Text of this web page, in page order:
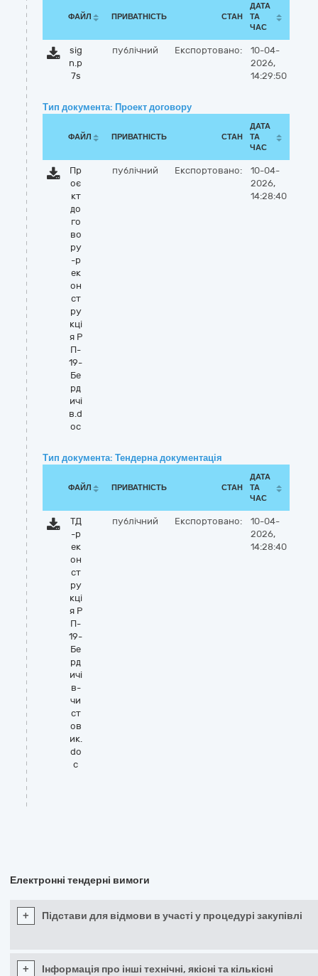
ФАЙЛ ПРИВАТНІСТЬ СТАН
ДАТА
ТА
ЧАС
sig
n.p
7s
публічний Експортовано:
10-04-
2026,
14:29:50
Тип документа: Проект договору
ФАЙЛ ПРИВАТНІСТЬ СТАН
ДАТА
ТА
ЧАС
Пр
оє
кт
до
го
во
ру
-р
ек
он
ст
ру
кці
я Р
П-
19-
Бе
рд
ичі
в.d
oc
публічний Експортовано:
10-04-
2026,
14:28:40
Тип документа: Тендерна документація
ФАЙЛ ПРИВАТНІСТЬ СТАН
ДАТА
ТА
ЧАС
ТД
-р
ек
он
ст
ру
кці
я Р
П-
19-
Бе
рд
ичі
в-
чи
ст
ов
ик.
do
c
публічний Експортовано:
10-04-
2026,
14:28:40
Електронні тендерні вимоги
+ Підстави для відмови в участі у процедурі закупівлі
+
Інформація про інші технічні, якісні та кількісні